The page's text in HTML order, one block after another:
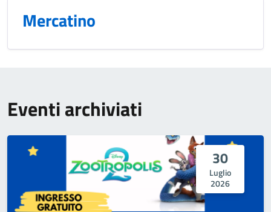
Mercatino
Eventi archiviati
30
Luglio
2026